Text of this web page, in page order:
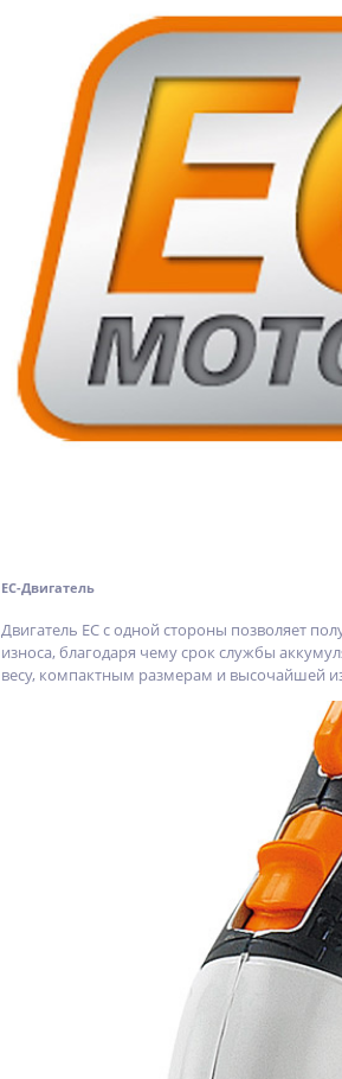
EC-Двигатель
Двигатель EC с одной стороны позволяет
износа, благодаря чему срок службы
весу, компактным размерам и высочайшей